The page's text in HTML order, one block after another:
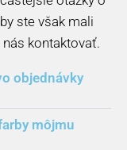
ste však mali
kontaktovať.
objednávky
môjmu